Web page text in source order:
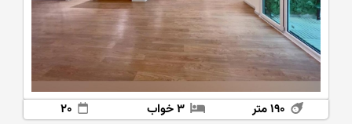
۱۹۰ متر ۳ خواب ۲۰